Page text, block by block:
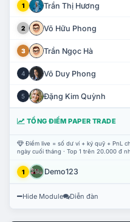
1 Trần Thị Hương
2 Võ Hữu Phong
3 Trần Ngọc Hà
4 Võ Duy Phong
5 Đặng Kim Quỳnh
TỔNG ĐIỂM PAPER TRADE
Điểm live = số dư ví + ký quỹ + PnL
ngày cuối tháng · Top 1 trên 20.000 đ
1 Demo123
Hide Module Diễn đàn